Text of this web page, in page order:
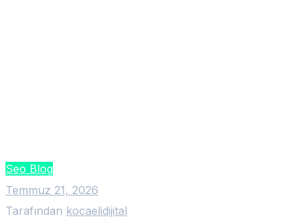
Seo Blog
Temmuz 21, 2026
Tarafından kocaelidijital